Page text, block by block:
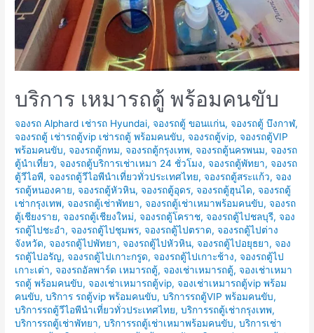
บริการ เหมารถตู้ พร้อมคนขับ
จองรถ Alphard เช่ารถ Hyundai,จองรถตู้ ขอนแก่น,จองรถตู้ บึงกาฬ,
จองรถตู้ เช่ารถตู้vip เช่ารถตู้ พร้อมคนขับ,จองรถตู้vip,จองรถตู้VIP
พร้อมคนขับ,จองรถตู้กทม,จองรถตู้กรุงเทพ,จองรถตู้นครพนม,จองรถ
ตู้นำเที่ยว,จองรถตู้บริการเช่าเหมา 24 ชั่วโมง,จองรถตู้พัทยา,จองรถ
ตู้วีไอพี,จองรถตู้วีไอพีนำเที่ยวทั่วประเทศไทย,จองรถตู้สระแก้ว,จอง
รถตู้หนองคาย,จองรถตู้หัวหิน,จองรถตู้อุดร,จองรถตู้ฮุนได,จองรถตู้
เช่ากรุงเทพ,จองรถตู้เช่าพัทยา,จองรถตู้เช่าเหมาพร้อมคนขับ,จองรถ
ตู้เชียงราย,จองรถตู้เชียงใหม่,จองรถตู้โคราช,จองรถตู้ไปชลบุรี,จอง
รถตู้ไปชะอำ,จองรถตู้ไปชุมพร,จองรถตู้ไปตราด,จองรถตู้ไปต่าง
จังหวัด,จองรถตู้ไปพัทยา,จองรถตู้ไปหัวหิน,จองรถตู้ไปอยุธยา,จอง
รถตู้ไปอรัญ,จองรถตู้ไปเกาะกรูด,จองรถตู้ไปเกาะช้าง,จองรถตู้ไป
เกาะเต่า,จองรถอัลพาร์ด เหมารถตู้,จองเช่าเหมารถตู้,จองเช่าเหมา
รถตู้ พร้อมคนขับ,จองเช่าเหมารถตู้vip,จองเช่าเหมารถตู้vip พร้อม
คนขับ,บริการ รถตู้vip พร้อมคนขับ,บริการรถตู้VIP พร้อมคนขับ,
บริการรถตู้วีไอพีนำเที่ยวทั่วประเทศไทย,บริการรถตู้เช่ากรุงเทพ,
บริการรถตู้เช่าพัทยา,บริการรถตู้เช่าเหมาพร้อมคนขับ,บริการเช่า